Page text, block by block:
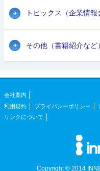
トピックス（企業情報
その他（書籍紹介など
会社案内
利用規約
プライバシーポリシー
リンクについて
Copyright © 2014